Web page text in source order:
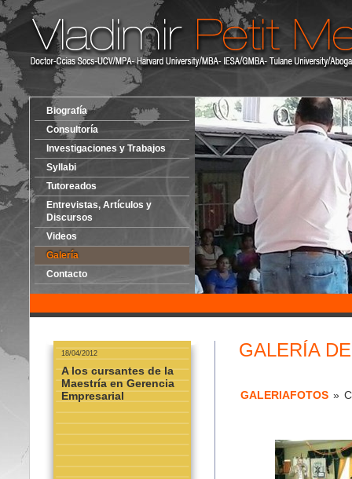
Biografía
Consultoría
Investigaciones y Trabajos
Syllabi
Tutoreados
Entrevistas, Artículos y
Discursos
Videos
Galería
Contacto
18/04/2012
A los cursantes de la
Maestría en Gerencia
Empresarial
GALERÍA
GALERIAFOTOS »